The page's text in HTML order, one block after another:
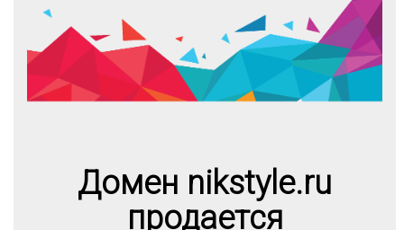
Домен nikstyle.ru
продается